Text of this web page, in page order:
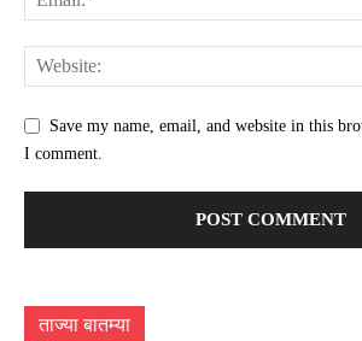
Save my name, email, and website in this
I comment.
ताज्या बातम्या